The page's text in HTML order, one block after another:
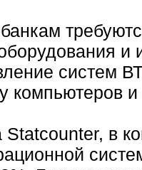
систем
компьютеров
в